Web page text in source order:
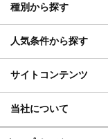
種別から探す
人気条件から探す
サイトコンテンツ
当社について